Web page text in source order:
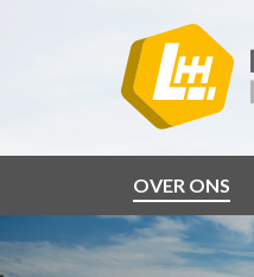
OVER ONS